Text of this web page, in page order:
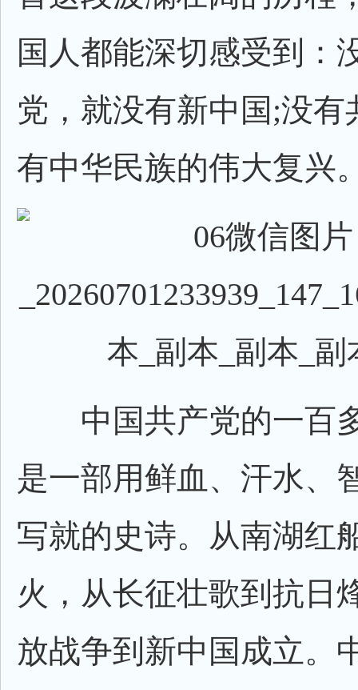
国人都能深切感受到：
党，就没有新中国;没有
有中华民族的伟大复兴
中国共产党的一百
是一部用鲜血、汗水、
写就的史诗。从南湖红
火，从长征壮歌到抗日
放战争到新中国成立。